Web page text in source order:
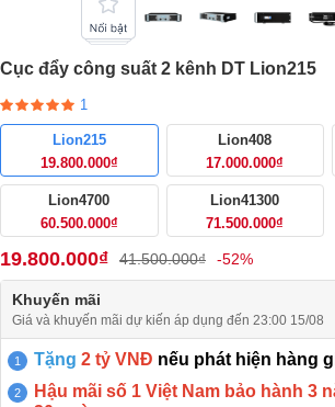
Cục đẩy công suất 2 kênh DT Lion215
1
Lion215
19.800.000₫
Lion408
17.000.000₫
Lion4700
60.500.000₫
Lion41300
71.500.000₫
19.800.000₫ 41.500.000₫ -52%
Khuyến mãi
Giá và khuyến mãi dự kiến áp dụng đến 23:00 15/08
Tặng 2 tỷ VNĐ nếu phát hiện hàng
Hậu mãi số 1 Việt Nam bảo hành 3